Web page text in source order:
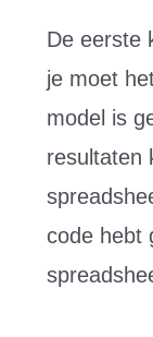
De eerste
je moet
model is
resultaten
code hebt